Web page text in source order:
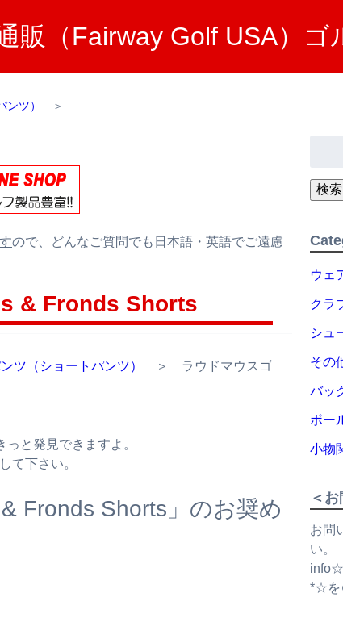
販（Fairway Golf USA）ゴ
ンツ） ＞
ので、どんなご質問でも日本語・英語でご遠慮
& Fronds Shorts
ツ（ショートパンツ）
＞ ラウドマウスゴ
と発見できますよ。
て下さい。
Fronds Shorts」のお奨め
検索
ウェ
クラ
シュ
その
バッ
ボー
小物
＜
お問
い。
*☆を